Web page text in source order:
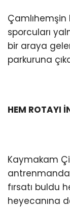
sporcuları
bir araya
parkuruna
HEM ROTAYI
Kaymakam
antrenmanda
fırsatı buldu
heyecanına